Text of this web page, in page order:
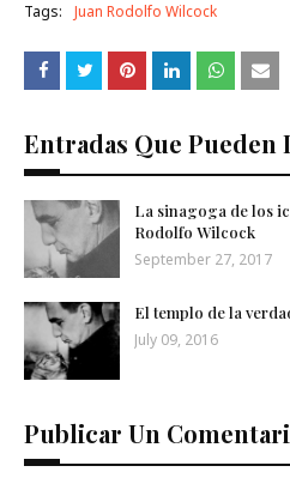
Tags: Juan Rodolfo Wilcock
Entradas Que Pueden
La sinagoga de los
Rodolfo Wilcock
September 27, 2017
El templo de la
July 09, 2016
Publicar Un